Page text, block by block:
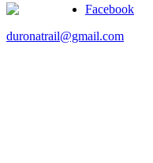
Facebook
duronatrail@gmail.com